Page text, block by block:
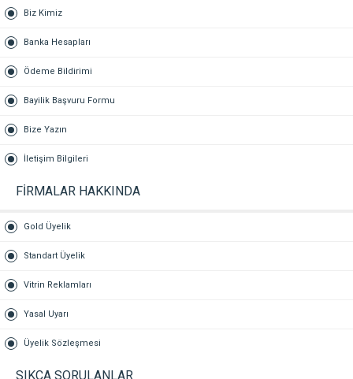
Biz Kimiz
Banka Hesapları
Ödeme Bildirimi
Bayilik Başvuru Formu
Bize Yazın
İletişim Bilgileri
FİRMALAR HAKKINDA
Gold Üyelik
Standart Üyelik
Vitrin Reklamları
Yasal Uyarı
Üyelik Sözleşmesi
SIKÇA SORULANLAR